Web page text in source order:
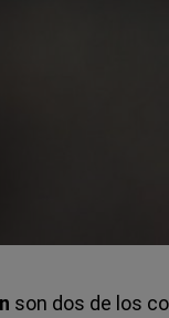
son dos de los